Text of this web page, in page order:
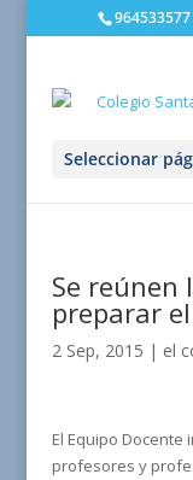
964533577
Seleccionar
Se reúnen
preparar
2 Sep, 2015 | el
El Equipo Docente
profesores y